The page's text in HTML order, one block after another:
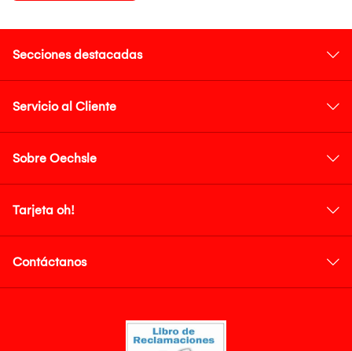
Secciones destacadas
Servicio al Cliente
Sobre Oechsle
Tarjeta oh!
Contáctanos